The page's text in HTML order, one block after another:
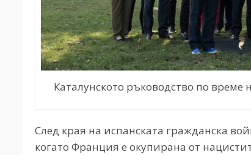
Каталунското ръководство по
След края на испанската гражданска
когато Франция е окупирана от